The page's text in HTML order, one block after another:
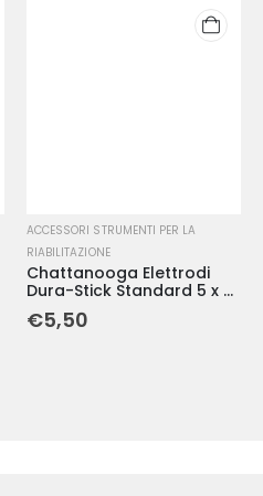
ACCESSORI STRUMENTI PER LA
RIABILITAZIONE
Chattanooga Elettrodi
Dura-Stick Standard 5 x 5
cm (4 pezzi)
€5,50